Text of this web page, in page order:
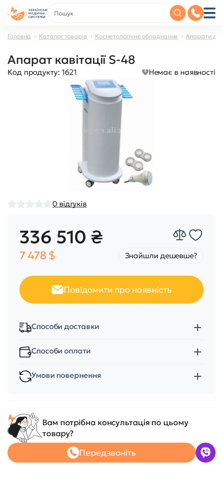
Головна Каталог товарів Косметологічне обладнання Апарати для
Апарат кавітації S-48
Код продукту: 1621 Немає в наявності
0 відгуків
336 510 ₴
7 478 $ Знайшли дешевше?
Повідомити про наявність
Способи доставки
Способи оплати
Умови повернення
Вам потрібна консультація по цьому
товару?
Передзвоніть